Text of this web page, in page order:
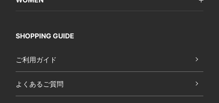
SHOPPING GUIDE
ご利用ガイド
よくあるご質問